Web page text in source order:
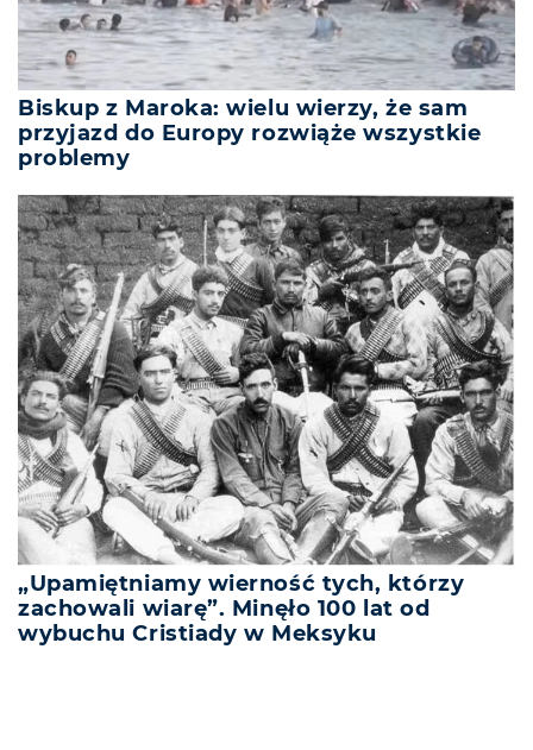
Biskup z Maroka: wielu wierzy, że sam
przyjazd do Europy rozwiąże wszystkie
problemy
„Upamiętniamy wierność tych, którzy
zachowali wiarę”. Minęło 100 lat od
wybuchu Cristiady w Meksyku